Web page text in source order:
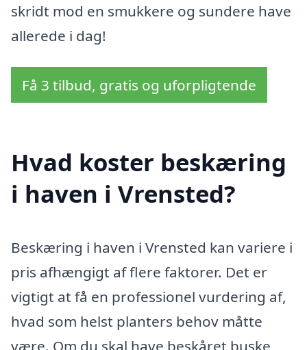
skridt mod en smukkere og sundere have
allerede i dag!
Få 3 tilbud, gratis og uforpligtende
Hvad koster beskæring
i haven i Vrensted?
Beskæring i haven i Vrensted kan variere i
pris afhængigt af flere faktorer. Det er
vigtigt at få en professionel vurdering af,
hvad som helst planters behov måtte
være. Om du skal have beskåret buske,